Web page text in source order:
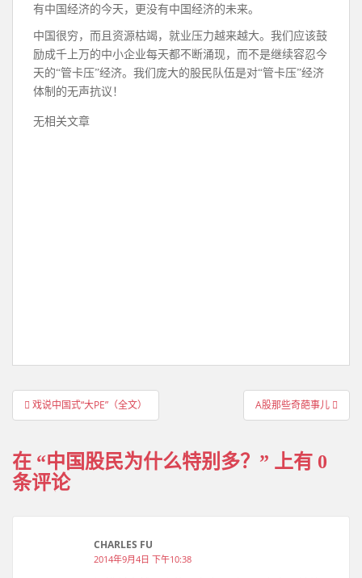
有中国经济的今天，更没有中国经济的未来。
中国很穷，而且资源枯竭，就业压力越来越大。我们应该鼓
励成千上万的中小企业每天都不断涌现，而不是继续容忍今
天的“管卡压”经济。我们庞大的股民队伍是对“管卡压”经济
体制的无声抗议！
无相关文章
文
章
航
戏说中国式“大PE”（全文） A股那些奇葩事儿
在 “中国股民为什么特别多？ ” 上有 0
条评论
CHARLES FU
2014年9月4日 下午10:38